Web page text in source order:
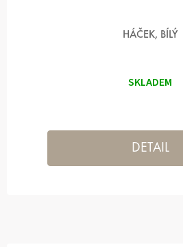
HÁČEK, BÍLÝ
SKLADEM
DETAIL